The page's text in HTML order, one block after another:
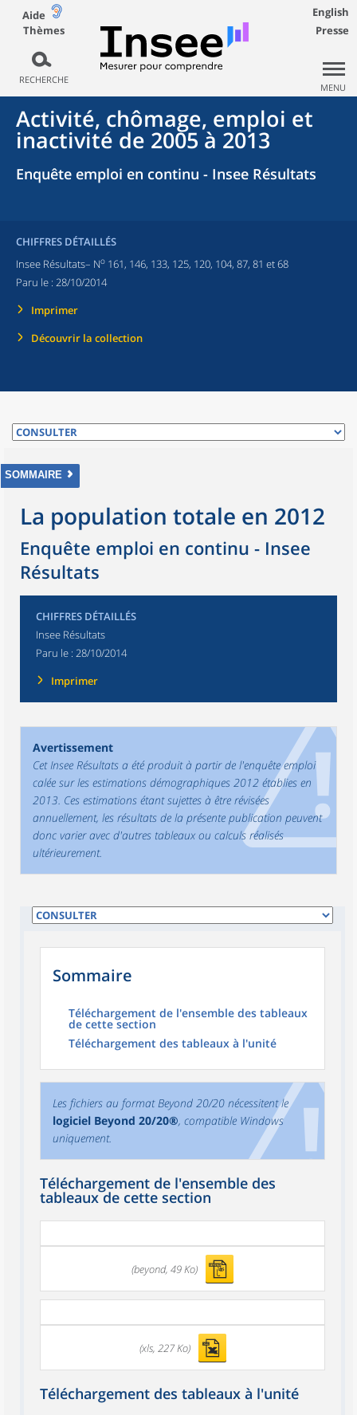
Aide
Thèmes
RECHERCHE
English
Presse
MENU
Activité, chômage, emploi et
inactivité de 2005 à 2013
Enquête emploi en continu - Insee Résultats
CHIFFRES DÉTAILLÉS
Insee Résultats– No 161, 146, 133, 125, 120, 104, 87, 81 et 68
Paru le : 28/10/2014
Imprimer
Découvrir la collection
SOMMAIRE
La population totale en 2012
Enquête emploi en continu - Insee
Résultats
CHIFFRES DÉTAILLÉS
Insee Résultats
Paru le : 28/10/2014
Imprimer
Avertissement
Cet Insee Résultats a été produit à partir de l'enquête emploi
calée sur les estimations démographiques 2012 établies en
2013. Ces estimations étant sujettes à être révisées
annuellement, les résultats de la présente publication peuvent
donc varier avec d'autres tableaux ou calculs réalisés
ultérieurement.
Sommaire
Téléchargement de l'ensemble des tableaux
de cette section
Téléchargement des tableaux à l'unité
Les fichiers au format Beyond 20/20 nécessitent le
logiciel Beyond 20/20®, compatible Windows
uniquement.
Téléchargement de l'ensemble des
tableaux de cette section
(beyond, 49 Ko)
(xls, 227 Ko)
Téléchargement des tableaux à l'unité